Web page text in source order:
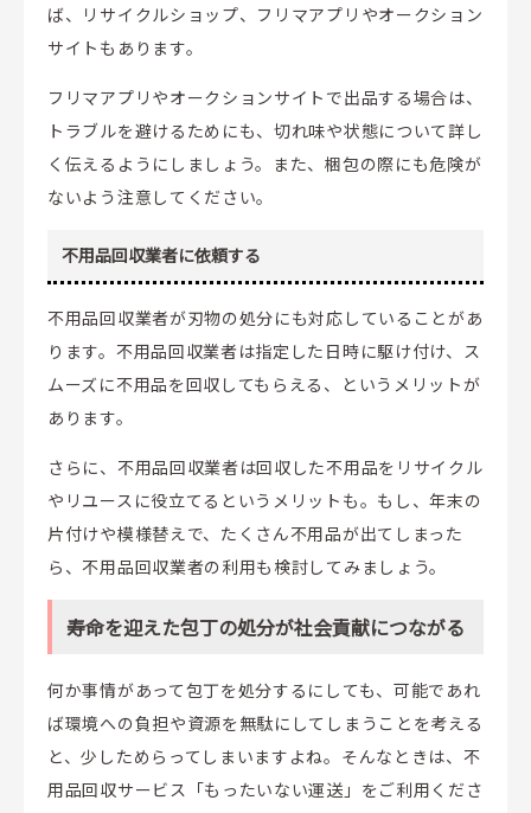
ば、リサイクルショップ、フリマアプリやオークション
サイトもあります。
フリマアプリやオークションサイトで出品する場合は、
トラブルを避けるためにも、切れ味や状態について詳し
く伝えるようにしましょう。また、梱包の際にも危険が
ないよう注意してください。
不用品回収業者に依頼する
不用品回収業者が刃物の処分にも対応していることがあ
ります。不用品回収業者は指定した日時に駆け付け、ス
ムーズに不用品を回収してもらえる、というメリットが
あります。
さらに、不用品回収業者は回収した不用品をリサイクル
やリユースに役立てるというメリットも。もし、年末の
片付けや模様替えで、たくさん不用品が出てしまった
ら、不用品回収業者の利用も検討してみましょう。
寿命を迎えた包丁の処分が社会貢献につながる
何か事情があって包丁を処分するにしても、可能であれ
ば環境への負担や資源を無駄にしてしまうことを考える
と、少しためらってしまいますよね。そんなときは、不
用品回収サービス「もったいない運送」をご利用くださ